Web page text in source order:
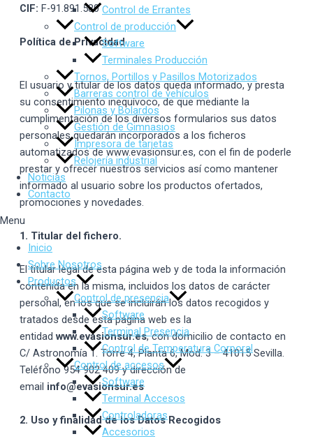
Control de Errantes
Control de producción
Software
Terminales Producción
Tornos, Portillos y Pasillos Motorizados
Barreras control de vehículos
Pilonas y Bolardos
Gestión de Gimnasios
Impresora de tarjetas
Relojería industrial
Noticias
Contacto
Menu
Inicio
Sobre Nosotros
Productos
Control de presencia
Software
Terminal Presencia
Control de Temperatura Corporal
Control de accesos
Software
Terminal Accesos
Controladoras
Accesorios
CIF: F-91.891.580
Política de Privacidad
El usuario y titular de los datos queda informado, y presta
su consentimiento inequívoco, de que mediante la
cumplimentación de los diversos formularios sus datos
personales quedarán incorporados a los ficheros
automatizados de www.evasionsur.es, con el fin de poderle
prestar y ofrecer nuestros servicios así como mantener
informado al usuario sobre los productos ofertados,
promociones y novedades.
1. Titular del fichero.
El titular legal de esta página web y de toda la información
contenida en la misma, incluidos los datos de carácter
personal, en los que se incluirán los datos recogidos y
tratados desde esta página web es la
entidad www.evasionsur.es, con domicilio de contacto en
C/ Astronomía 1. Torre 4, Planta 6, Mod. 3 – 41015 Sevilla.
Teléfono 954 902 409 y dirección de
email info@evasionsur.es
2. Uso y finalidad de los Datos Recogidos